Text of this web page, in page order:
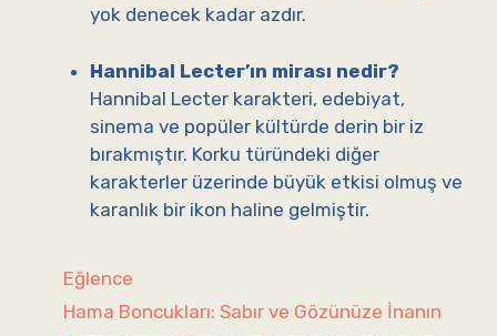
yok denecek kadar azdır.
Hannibal Lecter’ın mirası nedir?
Hannibal Lecter karakteri, edebiyat,
sinema ve popüler kültürde derin bir iz
bırakmıştır. Korku türündeki diğer
karakterler üzerinde büyük etkisi olmuş ve
karanlık bir ikon haline gelmiştir.
Kategoriler
Eğlence
Hama Boncukları: Sabır ve Gözünüze İnanın